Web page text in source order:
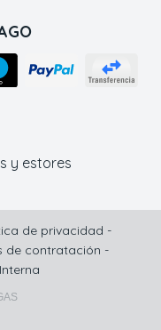
y estores
de privacidad -
de contratación -